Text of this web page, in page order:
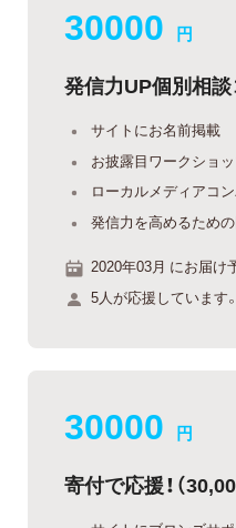
30000 円
発信力UP個別相
サイトにお名前掲載
お披露目ワークショ
ローカルメディアコ
発信力を高めるための
2020年03月 にお届け
5人が応援しています。
30000 円
寄付で応援！（